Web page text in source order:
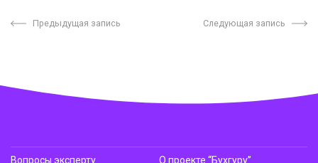
Предыдущая запись Следующая запись
Вопросы эксперту
О проекте “Бухгуру”